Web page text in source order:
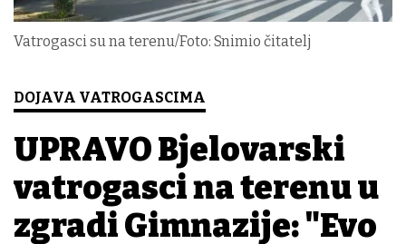
Vatrogasci su na terenu/Foto: Snimio čitatelj
DOJAVA VATROGASCIMA
UPRAVO Bjelovarski
vatrogasci na terenu u
zgradi Gimnazije: "Evo